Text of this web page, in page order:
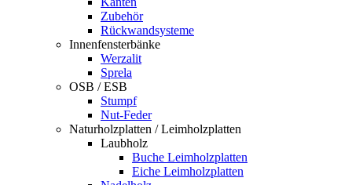
Zubehör
Rückwandsysteme
Innenfensterbänke
Werzalit
Sprela
OSB / ESB
Stumpf
Nut-Feder
Naturholzplatten / Leimholzplatten
Laubholz
Buche Leimholzplatten
Eiche Leimholzplatten